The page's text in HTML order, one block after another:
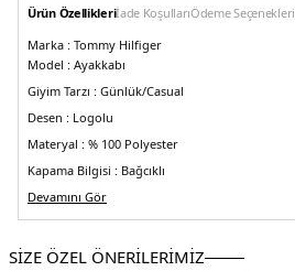
Ürün Özellikleriİade KoşullarıÖdeme Seçenekleri
Marka : Tommy Hilfiger
Model : Ayakkabı
Giyim Tarzı : Günlük/Casual
Desen : Logolu
Materyal : % 100 Polyester
Kapama Bilgisi : Bağcıklı
Taban Bilgisi :
Üretim Yeri :Vietnam
Devamını Gör
SİZE ÖZEL ÖNERİLERİMİZ